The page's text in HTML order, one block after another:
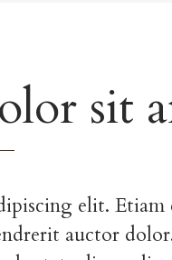
sit
elit.
auctor